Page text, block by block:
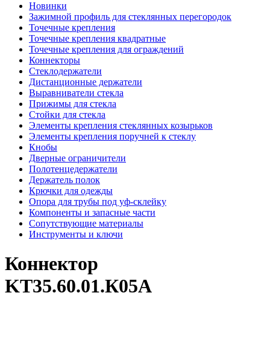
Новинки
Зажимной профиль для стеклянных перегородок
Точечные крепления
Точечные крепления квадратные
Точечные крепления для ограждений
Коннекторы
Стеклодержатели
Дистанционные держатели
Выравниватели стекла
Прижимы для стекла
Стойки для стекла
Элементы крепления стеклянных козырьков
Элементы крепления поручней к стеклу
Кнобы
Дверные ограничители
Полотенцедержатели
Держатель полок
Крючки для одежды
Опора для трубы под уф-склейку
Компоненты и запасные части
Сопутствующие материалы
Инструменты и ключи
Коннектор
KT35.60.01.К05А